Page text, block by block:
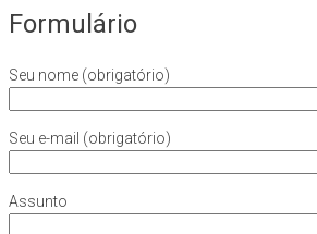
Formulário
Seu nome (obrigatório)
Seu e-mail (obrigatório)
Assunto